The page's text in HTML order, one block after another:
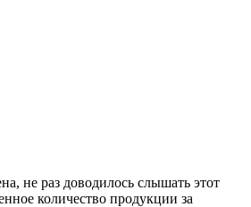
не раз доводилось слышать этот
количество продукции за